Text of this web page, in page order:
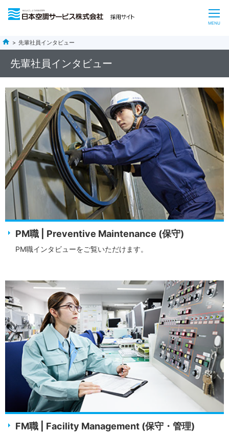
CLOSE
MENU
先輩社員インタビュー
先輩社員インタビュー
PM職 | Preventive Maintenance (保守)
PM職インタビューをご覧いただけます。
FM職 | Facility Management (保守・管理)
ニュース
会社案内
事業内容
サステナビリティ
投資家情報
採用情報
よくあるご質問
お問い合わせ
English